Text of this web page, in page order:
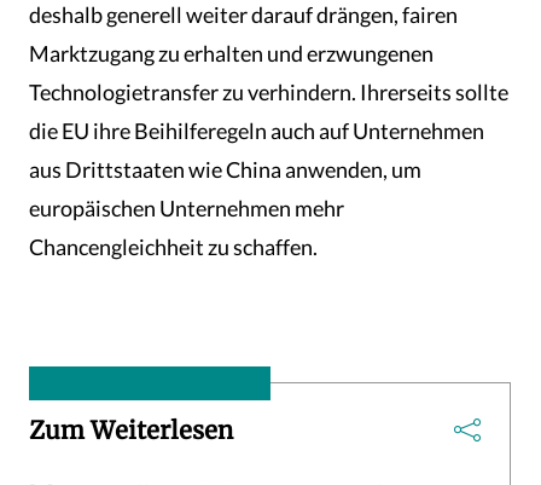
deshalb generell weiter darauf drängen, fairen
Marktzugang zu erhalten und erzwungenen
Technologietransfer zu verhindern. Ihrerseits sollte
die EU ihre Beihilferegeln auch auf Unternehmen
aus Drittstaaten wie China anwenden, um
europäischen Unternehmen mehr
Chancengleichheit zu schaffen.
Zum Weiterlesen